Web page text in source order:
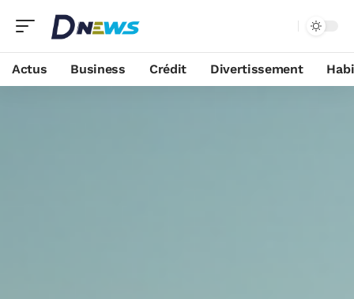
Actus Business Crédit Divertissement